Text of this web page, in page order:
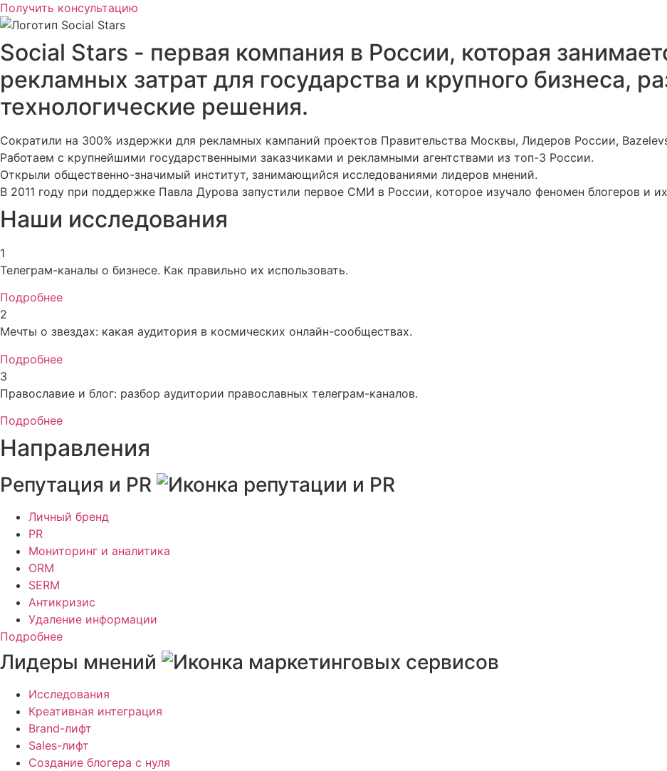
Получить консультацию
Social Stars - первая компания в России, которая
рекламных затрат для государства и крупного бизнеса,
технологические решения.
Сократили на 300% издержки для рекламных кампаний проектов Правительства Москвы, Лидеров России,
Работаем с крупнейшими государственными заказчиками и рекламными агентствами из топ-3 России.
Открыли общественно-значимый институт, занимающийся исследованиями лидеров мнений.
В 2011 году при поддержке Павла Дурова запустили первое СМИ в России, которое изучало феномен блогеров и
Наши исследования
1
Телеграм-каналы о бизнесе. Как правильно их использовать.
Подробнее
2
Мечты о звездах: какая аудитория в космических онлайн-сообществах.
Подробнее
3
Православие и блог: разбор аудитории православных телеграм-каналов.
Подробнее
Направления
Репутация и PR
Личный бренд
PR
Мониторинг и аналитика
ORM
SERM
Антикризис
Удаление информации
Подробнее
Лидеры мнений
Исследования
Креативная интеграция
Brand-лифт
Sales-лифт
Создание блогера с нуля